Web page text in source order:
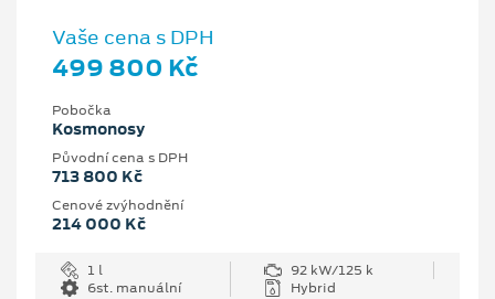
Vaše cena s DPH
499 800 Kč
Pobočka
Kosmonosy
Původní cena s DPH
713 800 Kč
Cenové zvýhodnění
214 000 Kč
1 l
92 kW/125 k
6st. manuální
Hybrid